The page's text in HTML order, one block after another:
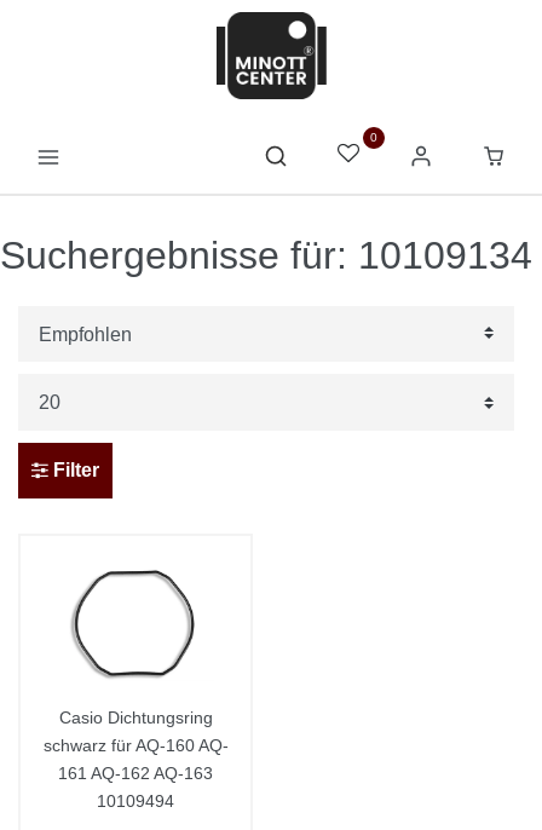
0
Suchergebnisse für: 10109134
Filter
Casio Dichtungsring
schwarz für AQ-160 AQ-
161 AQ-162 AQ-163
10109494